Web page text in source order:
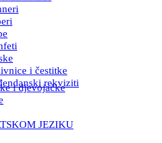
i čestitke
i djevojačke
rekviziti
JEZIKU